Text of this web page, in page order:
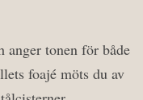
anger tonen för både
foajé möts du av